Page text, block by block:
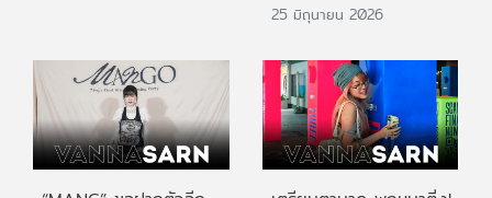
25 มิถุนายน 2026